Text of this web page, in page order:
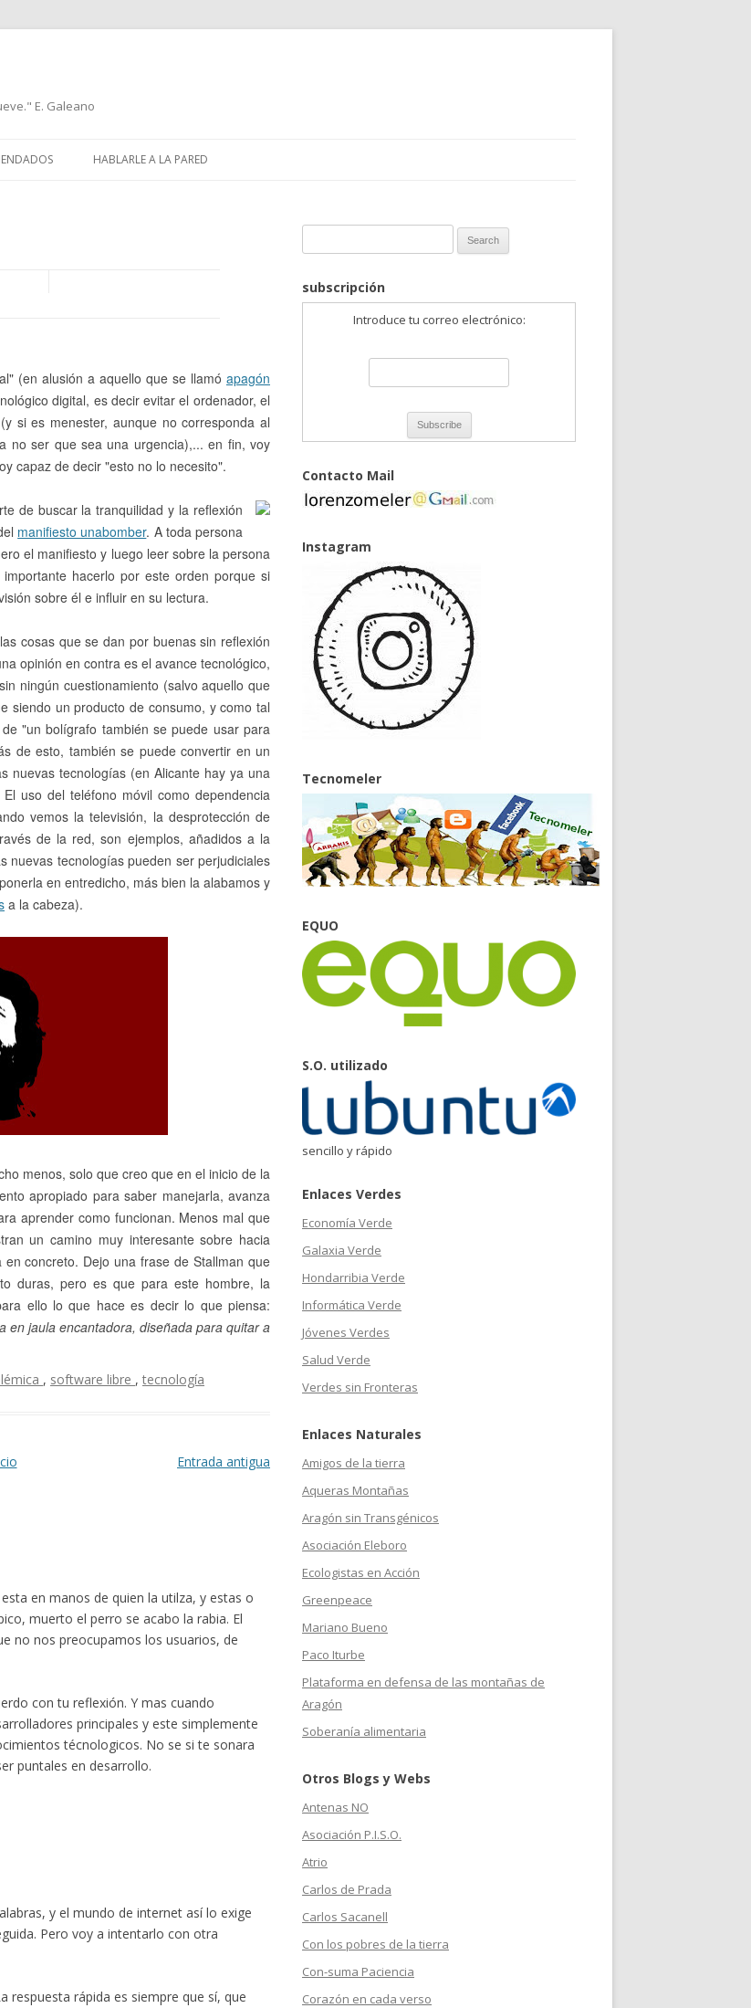
E. Galeano
HABLARLE A LA PARED
(en alusión a aquello que se llamó apagón
digital, es decir evitar el ordenador, el
si es menester, aunque no corresponda al
no ser que sea una urgencia),... en fin, voy
capaz de decir "esto no lo necesito".
de buscar la tranquilidad y la reflexión
manifiesto unabomber. A toda persona
el manifiesto y luego leer sobre la persona
hacerlo por este orden porque si
sobre él e influir en su lectura.
cosas que se dan por buenas sin reflexión
opinión en contra es el avance tecnológico,
ningún cuestionamiento (salvo aquello que
siendo un producto de consumo, y como tal
"un bolígrafo también se puede usar para
de esto, también se puede convertir en un
nuevas tecnologías (en Alicante hay ya una
uso del teléfono móvil como dependencia
vemos la televisión, la desprotección de
de la red, son ejemplos, añadidos a la
nuevas tecnologías pueden ser perjudiciales
en entredicho, más bien la alabamos y
a la cabeza).
menos, solo que creo que en el inicio de la
apropiado para saber manejarla, avanza
aprender como funcionan. Menos mal que
un camino muy interesante sobre hacia
concreto. Dejo una frase de Stallman que
duras, pero es que para este hombre, la
ello lo que hace es decir lo que piensa:
en jaula encantadora, diseñada para quitar a
, software libre , tecnología
Entrada antigua
en manos de quien la utilza, y estas o
muerto el perro se acabo la rabia. El
no nos preocupamos los usuarios, de
con tu reflexión. Y mas cuando
principales y este simplemente
técnologicos. No se si te sonara
puntales en desarrollo.
y el mundo de internet así lo exige
Pero voy a intentarlo con otra
respuesta rápida es siempre que sí, que
subscripción
Introduce tu correo electrónico:
Contacto Mail
Instagram
Tecnomeler
EQUO
S.O. utilizado
sencillo y rápido
Enlaces Verdes
Economía Verde
Galaxia Verde
Hondarribia Verde
Informática Verde
Jóvenes Verdes
Salud Verde
Verdes sin Fronteras
Enlaces Naturales
Amigos de la tierra
Aqueras Montañas
Aragón sin Transgénicos
Asociación Eleboro
Ecologistas en Acción
Greenpeace
Mariano Bueno
Paco Iturbe
Plataforma en defensa de las montañas de
Aragón
Soberanía alimentaria
Otros Blogs y Webs
Antenas NO
Asociación P.I.S.O.
Atrio
Carlos de Prada
Carlos Sacanell
Con los pobres de la tierra
Con-suma Paciencia
Corazón en cada verso